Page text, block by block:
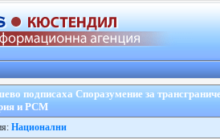
подписаха Споразумение за
и РСМ
Национални